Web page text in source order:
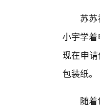
苏
小宇学
现在申
包装纸。
随